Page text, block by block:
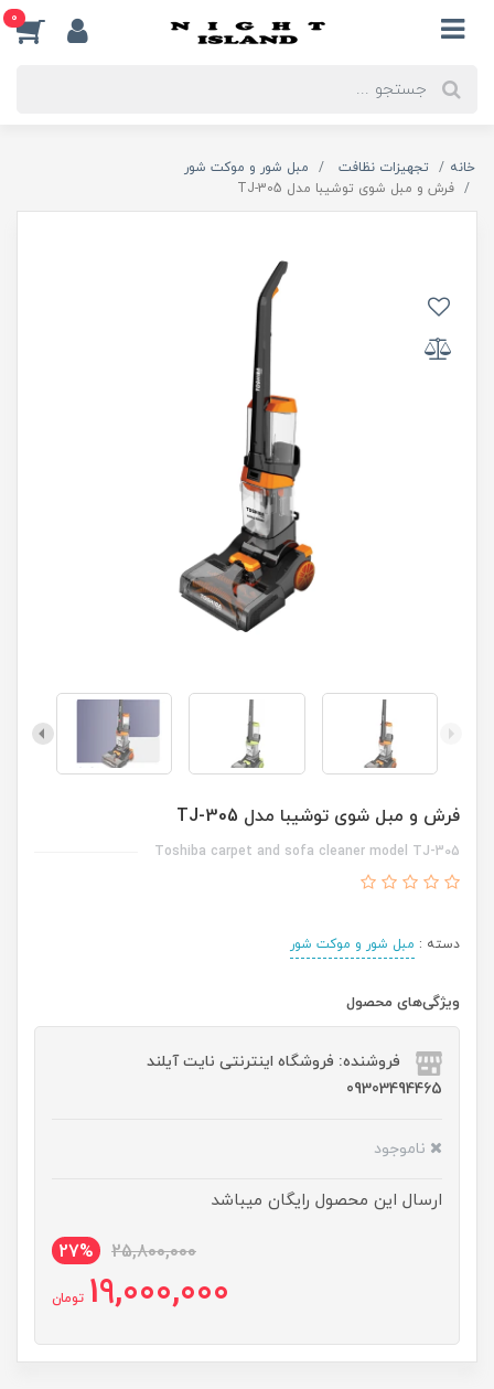
0
خانه تجهیزات نظافت
مبل شور و موکت شور
فرش و مبل شوی توشیبا مدل TJ-305
فرش و مبل شوی توشیبا مدل TJ-305
Toshiba carpet and sofa cleaner model TJ-305
دسته : مبل شور و موکت شور
ویژگی‌های محصول
فروشنده: فروشگاه اینترنتی نایت آیلند
09303494465
ناموجود
ارسال این محصول رایگان میباشد
25,800,000
27%
19,000,000 تومان